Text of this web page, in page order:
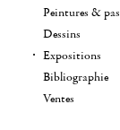
Peintures &
Dessins
Expositions
Bibliographie
Ventes